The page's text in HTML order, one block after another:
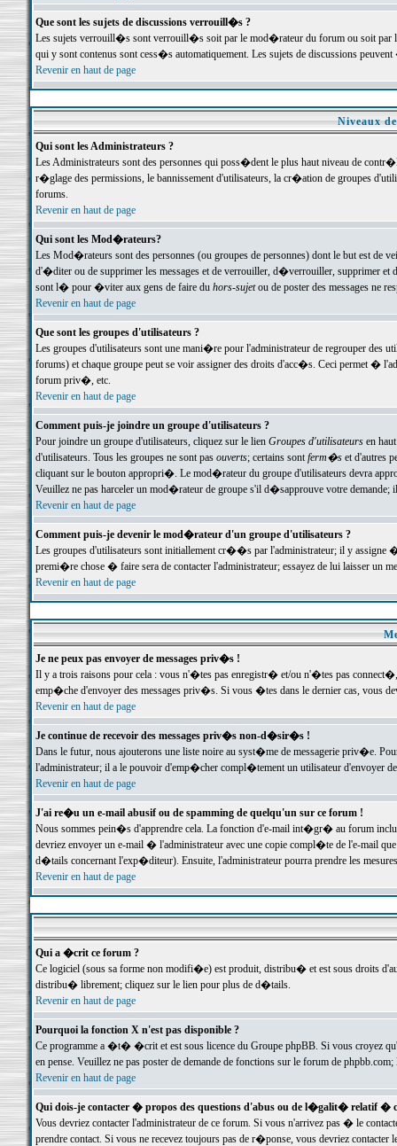
Que sont les sujets de discussions verrouill�s ?
Les sujets verrouill�s sont verrouill�s soit par le mod�rateur du forum ou soit par
qui y sont contenus sont cess�s automatiquement. Les sujets de discussions
Revenir en haut de page
Niveaux
Qui sont les Administrateurs ?
Les Administrateurs sont des personnes qui poss�dent le plus haut niveau de
r�glage des permissions, le bannissement d'utilisateurs, la cr�ation de groupes
forums.
Revenir en haut de page
Qui sont les Mod�rateurs?
Les Mod�rateurs sont des personnes (ou groupes de personnes) dont le but est de
d'�diter ou de supprimer les messages et de verrouiller, d�verrouiller, supprimer
sont l� pour �viter aux gens de faire du hors-sujetou de poster des messages ne
Revenir en haut de page
Que sont les groupes d'utilisateurs ?
Les groupes d'utilisateurs sont une mani�re pour l'administrateur de regrouper des
forums) et chaque groupe peut se voir assigner des droits d'acc�s. Ceci permet
forum priv�, etc.
Revenir en haut de page
Comment puis-je joindre un groupe d'utilisateurs ?
Pour joindre un groupe d'utilisateurs, cliquez sur le lien Groupes d'utilisateursen haut
d'utilisateurs. Tous les groupes ne sont pas ouverts; certains sontferm�set d'autres
cliquant sur le bouton appropri�. Le mod�rateur du groupe d'utilisateurs devra
Veuillez ne pas harceler un mod�rateur de groupe s'il d�sapprouve votre demande;
Revenir en haut de page
Comment puis-je devenir le mod�rateur d'un groupe d'utilisateurs ?
Les groupes d'utilisateurs sont initiallement cr��s par l'administrateur; il y
premi�re chose � faire sera de contacter l'administrateur; essayez de lui laisser un
Revenir en haut de page
Je ne peux pas envoyer de messages priv�s !
Il y a trois raisons pour cela : vous n'�tes pas enregistr� et/ou n'�tes pas
emp�che d'envoyer des messages priv�s. Si vous �tes dans le dernier cas, vous
Revenir en haut de page
Je continue de recevoir des messages priv�s non-d�sir�s !
Dans le futur, nous ajouterons une liste noire au syst�me de messagerie priv�e.
l'administrateur; il a le pouvoir d'emp�cher compl�tement un utilisateur d'envoyer
Revenir en haut de page
J'ai re�u un e-mail abusif ou de spamming de quelqu'un sur ce forum !
Nous sommes pein�s d'apprendre cela. La fonction d'e-mail int�gr� au forum inclut
devriez envoyer un e-mail � l'administrateur avec une copie compl�te de l'e-mail
d�tails concernant l'exp�diteur). Ensuite, l'administrateur pourra prendre les
Revenir en haut de page
Qui a �crit ce forum ?
Ce logiciel (sous sa forme non modifi�e) est produit, distribu� et est sous droits
distribu� librement; cliquez sur le lien pour plus de d�tails.
Revenir en haut de page
Pourquoi la fonction X n'est pas disponible ?
Ce programme a �t� �crit et est sous licence du Groupe phpBB. Si vous croyez
en pense. Veuillez ne pas poster de demande de fonctions sur le forum de
Revenir en haut de page
Qui dois-je contacter � propos des questions d'abus ou de l�galit� relatif �
Vous devriez contacter l'administrateur de ce forum. Si vous n'arrivez pas � le
prendre contact. Si vous ne recevez toujours pas de r�ponse, vous devriez